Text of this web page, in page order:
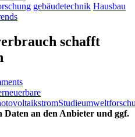
gebäudetechnik Hausbau
schafft
stromStudie
an den Anbieter und ggf.